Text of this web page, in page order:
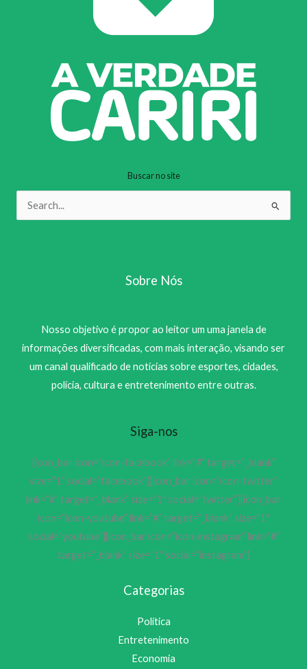
Buscar no site
Pesquisar
Sobre Nós
Nosso objetivo é propor ao leitor um uma janela de
informações diversificadas, com mais interação, visando ser
um canal qualificado de notícias sobre esportes, cidades,
polícia, cultura e entretenimento entre outras.
Siga-nos
[icon_bar icon=”icon-facebook” link=”#” target=”_blank”
size=”1″ social=”facebook”][icon_bar icon=”icon-twitter”
link=”#” target=”_blank” size=”1″ social=”twitter”][icon_bar
icon=”icon-youtube” link=”#” target=”_blank” size=”1″
social=”youtube”][icon_bar icon=”icon-instagram” link=”#”
target=”_blank” size=”1″ social=”instagram”]
Categorias
Política
Entretenimento
Economia